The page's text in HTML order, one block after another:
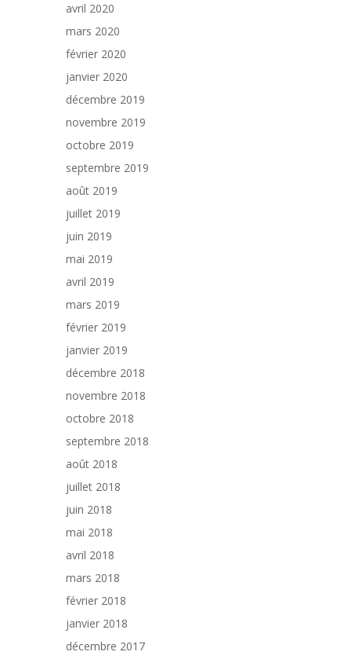
avril 2020
mars 2020
février 2020
janvier 2020
décembre 2019
novembre 2019
octobre 2019
septembre 2019
août 2019
juillet 2019
juin 2019
mai 2019
avril 2019
mars 2019
février 2019
janvier 2019
décembre 2018
novembre 2018
octobre 2018
septembre 2018
août 2018
juillet 2018
juin 2018
mai 2018
avril 2018
mars 2018
février 2018
janvier 2018
décembre 2017